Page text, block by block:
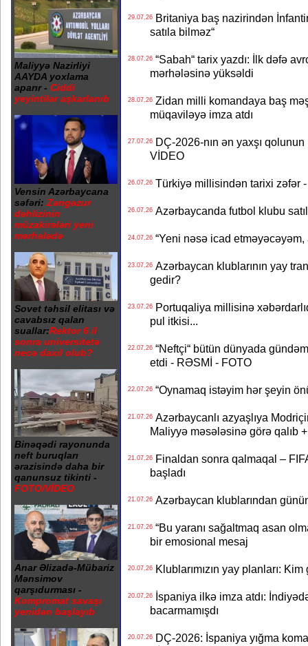
Maliyyə Nazirliyi
AAYDA yoxlama
aparır - Ciddi
yeyintilər aşkarlanıb
Vensin Azərbaycana
səfəri: Zəngəzur
dəhlizinin
müzakirələri yeni
mərhələdə
Sovet təhsil elitası və
cavabsız qalan
suallar:Rektor 6 il
sonra universitetə
necə daxil olub?
Binəqədi rayonunda
neft buruqları
ərazisində daha bir
qanunsuz tikinti -
FOTO/VİDEO
Anar Əlizadə-Mübariz
Mənsimov
qarşıdurması -
Kompromat savaşı
yenidən başlayıb
29.07.26Britaniya baş nazirindən
satıla bilməz“
28.07.26“Sabah“ tarix yazdı: İlk dəfə
mərhələsinə yüksəldi
28.07.26Zidan milli komandaya baş
müqaviləyə imza atdı
27.07.26DÇ-2026-nın ən yaxşı
VİDEO
26.07.26Türkiyə millisindən tarixi zəfər
26.07.26Azərbaycanda futbol klubu
24.07.26“Yeni nəsə icad etməyəcəyəm,
23.07.26Azərbaycan klublarının yay
gedir?
23.07.26Portuqaliya millisinə
pul itkisi...
22.07.26“Neftçi“ bütün dünyada
etdi - RƏSMİ - FOTO
22.07.26“Oynamaq istəyim hər şeyin
21.07.26Azərbaycanlı azyaşlıya
Maliyyə məsələsinə görə qalıb
21.07.26Finaldan sonra qalmaqal –
başladı
21.07.26Azərbaycan klublarından
21.07.26“Bu yaranı sağaltmaq asan
bir emosional mesaj
20.07.26Klublarımızın yay planları:
20.07.26İspaniya ilkə imza atdı:
bacarmamışdı
20.07.26DÇ-2026: İspaniya yığma